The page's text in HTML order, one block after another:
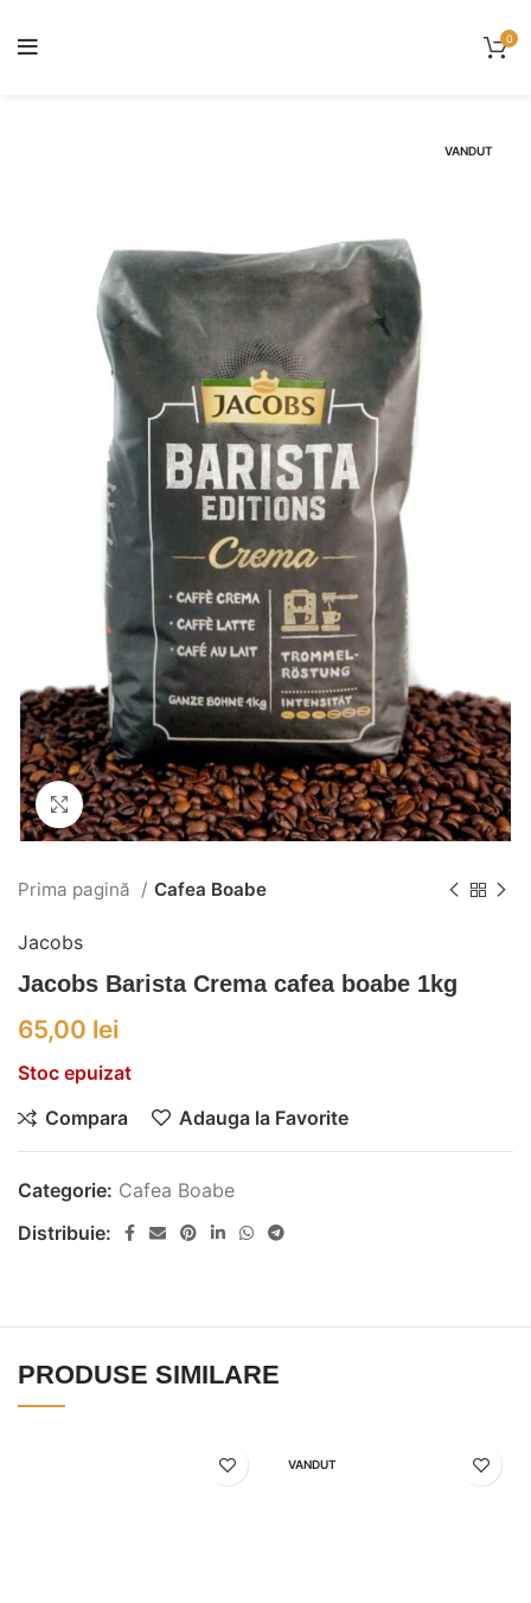
0
VANDUT
Click to enlarge
Prima pagină Cafea Boabe
Jacobs
Jacobs Barista Crema cafea boabe 1kg
65,00 lei
Stoc epuizat
Compara
Adauga la Favorite
Categorie: Cafea Boabe
Distribuie:
PRODUSE SIMILARE
VANDUT